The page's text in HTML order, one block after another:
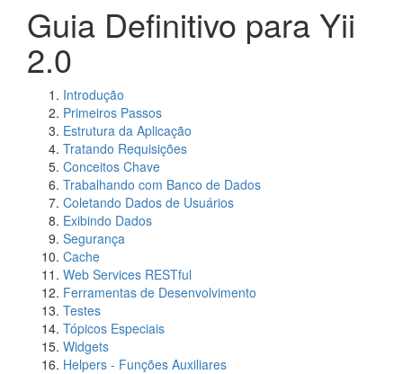
Guia Definitivo para Yii
2.0
Introdução
Primeiros Passos
Estrutura da Aplicação
Tratando Requisições
Conceitos Chave
Trabalhando com Banco de Dados
Coletando Dados de Usuários
Exibindo Dados
Segurança
Cache
Web Services RESTful
Ferramentas de Desenvolvimento
Testes
Tópicos Especiais
Widgets
Helpers - Funções Auxiliares